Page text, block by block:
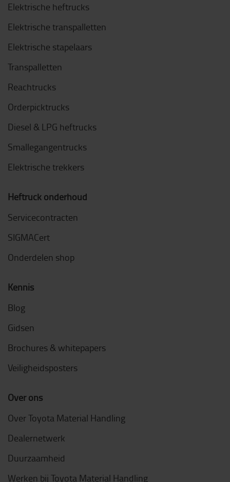
Elektrische heftrucks
Elektrische transpalletten
Elektrische stapelaars
Transpalletten
Reachtrucks
Orderpicktrucks
Diesel & LPG heftrucks
Smallegangentrucks
Elektrische trekkers
Heftruck onderhoud
Servicecontracten
SIGMACert
Onderdelen shop
Kennis
Blog
Gidsen
Brochures & whitepapers
Veiligheidsposters
Over ons
Over Toyota Material Handling
Dealernetwerk
Duurzaamheid
Werken bij Toyota Material Handling